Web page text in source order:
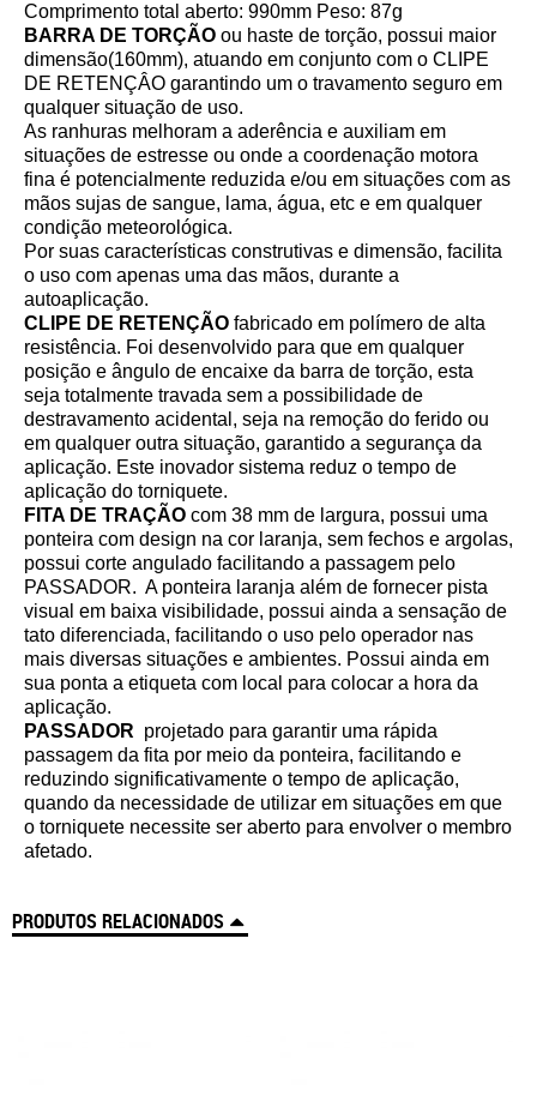
Comprimento total aberto: 990mm Peso: 87g
BARRA DE TORÇÃO ou haste de torção, possui maior
dimensão(160mm), atuando em conjunto com o CLIPE
DE RETENÇÂO garantindo um o travamento seguro em
qualquer situação de uso.
As ranhuras melhoram a aderência e auxiliam em
situações de estresse ou onde a coordenação motora
fina é potencialmente reduzida e/ou em situações com as
mãos sujas de sangue, lama, água, etc e em qualquer
condição meteorológica.
Por suas características construtivas e dimensão, facilita
o uso com apenas uma das mãos, durante a
autoaplicação.
CLIPE DE RETENÇÃO fabricado em polímero de alta
resistência. Foi desenvolvido para que em qualquer
posição e ângulo de encaixe da barra de torção, esta
seja totalmente travada sem a possibilidade de
destravamento acidental, seja na remoção do ferido ou
em qualquer outra situação, garantido a segurança da
aplicação. Este inovador sistema reduz o tempo de
aplicação do torniquete.
FITA DE TRAÇÃO com 38 mm de largura, possui uma
ponteira com design na cor laranja, sem fechos e argolas,
possui corte angulado facilitando a passagem pelo
PASSADOR. A ponteira laranja além de fornecer pista
visual em baixa visibilidade, possui ainda a sensação de
tato diferenciada, facilitando o uso pelo operador nas
mais diversas situações e ambientes. Possui ainda em
sua ponta a etiqueta com local para colocar a hora da
aplicação.
PASSADOR projetado para garantir uma rápida
passagem da fita por meio da ponteira, facilitando e
reduzindo significativamente o tempo de aplicação,
quando da necessidade de utilizar em situações em que
o torniquete necessite ser aberto para envolver o membro
afetado.
PRODUTOS RELACIONADOS